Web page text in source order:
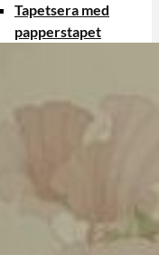
Tapetsera med
papperstapet